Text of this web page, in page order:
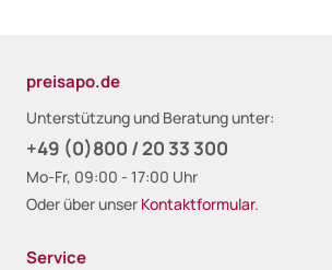
preisapo.de
Unterstützung und Beratung unter:
+49 (0)800 / 20 33 300
Mo-Fr, 09:00 - 17:00 Uhr
Oder über unser Kontaktformular.
Service